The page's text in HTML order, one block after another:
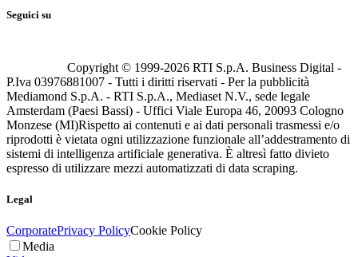
Seguici su
Copyright © 1999-2026 RTI S.p.A. Business Digital -
P.Iva 03976881007 - Tutti i diritti riservati - Per la pubblicità
Mediamond S.p.A. - RTI S.p.A., Mediaset N.V., sede legale
Amsterdam (Paesi Bassi) - Uffici Viale Europa 46, 20093 Cologno
Monzese (MI)Rispetto ai contenuti e ai dati personali trasmessi e/o
riprodotti è vietata ogni utilizzazione funzionale all’addestramento di
sistemi di intelligenza artificiale generativa. È altresì fatto divieto
espresso di utilizzare mezzi automatizzati di data scraping.
Legal
CorporatePrivacy PolicyCookie Policy
Media